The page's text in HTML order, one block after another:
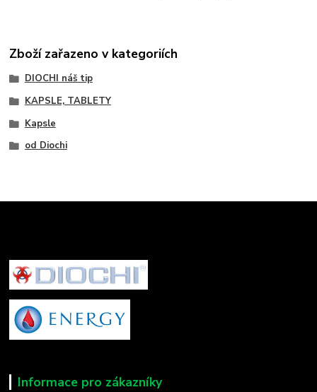
Zboží zařazeno v kategoriích
DIOCHI náš tip
KAPSLE, TABLETY
Kapsle
od Diochi
Informace pro zákazníky